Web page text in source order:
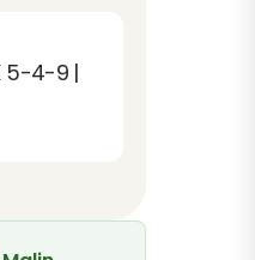
5-4-9 |